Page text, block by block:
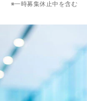
※一時募集休止中を含む